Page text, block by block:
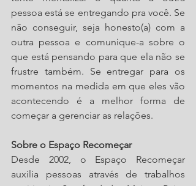
pessoa está se entregando pra você. Se
não conseguir, seja honesto(a) com a
outra pessoa e comunique-a sobre o
que está pensando para que ela não se
frustre também. Se entregar para os
momentos na medida em que eles vão
acontecendo é a melhor forma de
começar a gerenciar as relações.
Sobre o Espaço Recomeçar
Desde 2002, o Espaço Recomeçar
auxilia pessoas através de trabalhos